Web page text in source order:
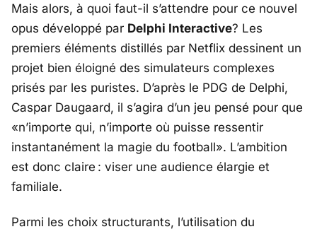
Mais alors, à quoi faut-il s’attendre pour ce nouvel
opus développé par Delphi Interactive? Les
premiers éléments distillés par Netflix dessinent un
projet bien éloigné des simulateurs complexes
prisés par les puristes. D’après le PDG de Delphi,
Caspar Daugaard, il s’agira d’un jeu pensé pour que
«n’importe qui, n’importe où puisse ressentir
instantanément la magie du football». L’ambition
est donc claire : viser une audience élargie et
familiale.
Parmi les choix structurants, l’utilisation du